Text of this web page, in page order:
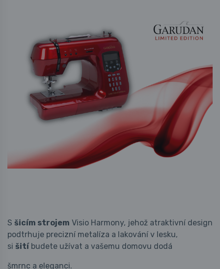
S šicím strojem Visio Harmony, jehož atraktivní design
podtrhuje precizní metalíza a lakování v lesku,
si šití budete užívat a vašemu domovu dodá
šmrnc a eleganci.